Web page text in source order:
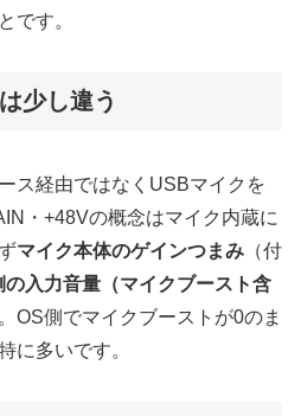
です。
少し違う
ス経由ではなくUSBマイクを
・+48Vの概念はマイク内蔵に
マイク本体のゲインつまみ （付
の入力音量（マイクブースト含
OS側でマイクブーストが0のま
に多いです。